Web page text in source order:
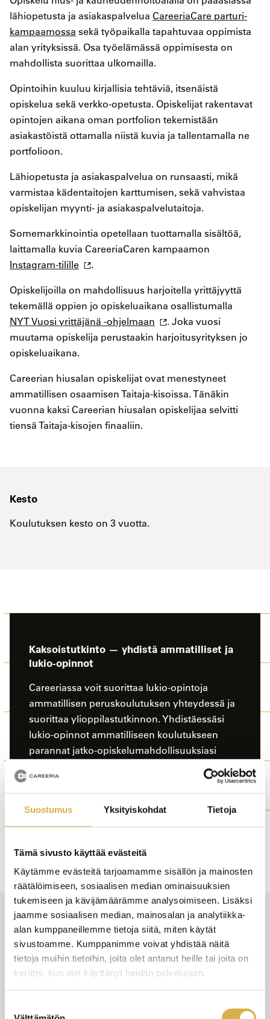
Suostumus Yksityiskohdat Tietoja
Tämä sivusto käyttää evästeitä
Käytämme evästeitä tarjoamamme sisällön ja mainosten
räätälöimiseen, sosiaalisen median ominaisuuksien
tukemiseen ja kävijämäärämme analysoimiseen. Lisäksi
jaamme sosiaalisen median, mainosalan ja analytiikka-
alan kumppaneillemme tietoja siitä, miten käytät
sivustoamme. Kumppanimme voivat yhdistää näitä
tietoja muihin tietoihin, joita olet antanut heille tai joita on
kerätty, kun olet käyttänyt heidän palvelujaan.
lähiopetusta ja asiakaspalvelua CareeriaCare parturi-
kampaamossa sekä työpaikalla tapahtuvaa oppimista
alan yrityksissä. Osa työelämässä oppimisesta on
mahdollista suorittaa ulkomailla.
Opintoihin kuuluu kirjallisia tehtäviä, itsenäistä
opiskelua sekä verkko-opetusta. Opiskelijat rakentavat
opintojen aikana oman portfolion tekemistään
asiakastöistä ottamalla niistä kuvia ja tallentamalla ne
portfolioon.
Lähiopetusta ja asiakaspalvelua on runsaasti, mikä
varmistaa kädentaitojen karttumisen, sekä vahvistaa
opiskelijan myynti- ja asiakaspalvelutaitoja.
Somemarkkinointia opetellaan tuottamalla sisältöä,
laittamalla kuvia CareeriaCaren kampaamon
Instagram-tilille
.
Opiskelijoilla on mahdollisuus harjoitella yrittäjyyttä
tekemällä oppien jo opiskeluaikana osallistumalla
NYT Vuosi yrittäjänä -ohjelmaan
. Joka vuosi
muutama opiskelija perustaakin harjoitusyrityksen jo
opiskeluaikana.
Careerian hiusalan opiskelijat ovat menestyneet
ammatillisen osaamisen Taitaja-kisoissa. Tänäkin
vuonna kaksi Careerian hiusalan opiskelijaa selvitti
tiensä Taitaja-kisojen finaaliin.
Kesto
Koulutuksen kesto on 3 vuotta.
Kaksoistutkinto — yhdistä ammatilliset ja
lukio-opinnot
Careeriassa voit suorittaa lukio-opintoja
ammatillisen peruskoulutuksen yhteydessä ja
suorittaa ylioppilastutkinnon. Yhdistäessäsi
lukio-opinnot ammatilliseen koulutukseen
parannat jatko-opiskelumahdollisuuksiasi
Tutkinto
Hius- ja kauneudenhoitoalan perustutkinto